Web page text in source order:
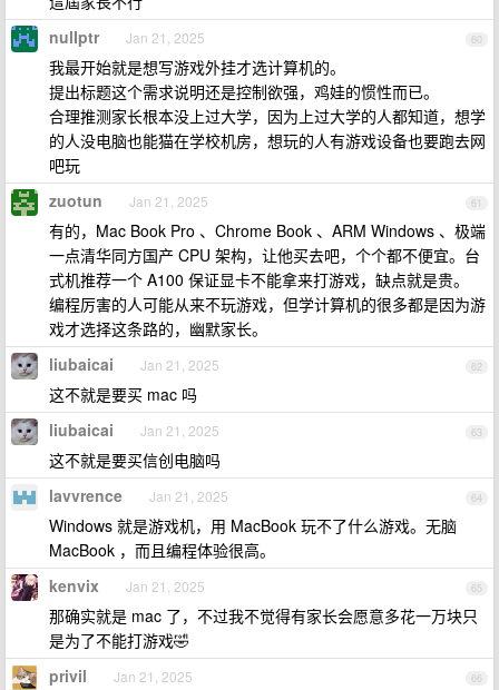
60
nulIptr Jan 21, 2025
我最开始就是想写游戏外挂才选计算机的。
提出标题这个需求说明还是控制欲强，鸡娃的惯性而已。
合理推测家长根本没上过大学，因为上过大学的人都知道，想学
的人没电脑也能猫在学校机房，想玩的人有游戏设备也要跑去网
吧玩
61
zuotun Jan 21, 2025
有的，Mac Book Pro 、Chrome Book 、ARM Windows 、极端
一点清华同方国产 CPU 架构，让他买去吧，个个都不便宜。台
式机推荐一个 A100 保证显卡不能拿来打游戏，缺点就是贵。
编程厉害的人可能从来不玩游戏，但学计算机的很多都是因为游
戏才选择这条路的，幽默家长。
62
liubaicai Jan 21, 2025
这不就是要买 mac 吗
63
liubaicai Jan 21, 2025
这不就是要买信创电脑吗
64
lavvrence Jan 21, 2025
Windows 就是游戏机，用 MacBook 玩不了什么游戏。无脑
MacBook ，而且编程体验很高。
65
kenvix Jan 21, 2025
那确实就是 mac 了，不过我不觉得有家长会愿意多花一万块只
是为了不能打游戏🤣
66
privil Jan 21, 2025